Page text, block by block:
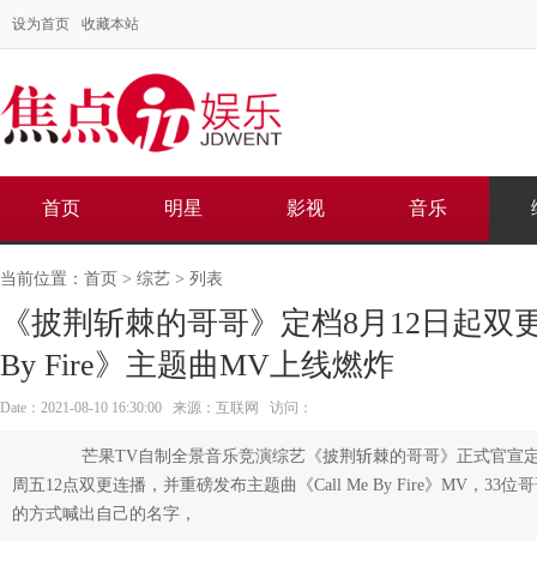
设为首页 收藏本站
首页 明星 影视 音乐
当前位置： 首页 > 综艺 > 列表
《披荆斩棘的哥哥》定档8月12日起双
By Fire》主题曲MV上线燃炸
Date：2021-08-10 16:30:00 来源：互联网 访问：
芒果TV自制全景音乐竞演综艺《披荆斩棘的哥哥》正式官宣
周五12点双更连播，并重磅发布主题曲《Call Me By Fire》MV，33位
的方式喊出自己的名字，